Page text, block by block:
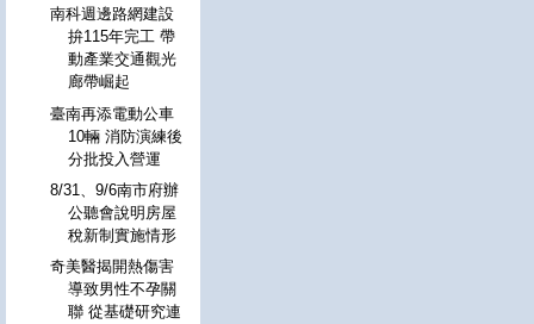
南科週邊路網建設
拚115年完工 帶
動產業交通觀光
廊帶崛起
臺南再添電動公車
10輛 消防演練後
分批投入營運
8/31、9/6南市府辦
公聽會說明房屋
稅新制實施情形
奇美醫揭開熱傷害
導致男性不孕關
聯 從基礎研究連